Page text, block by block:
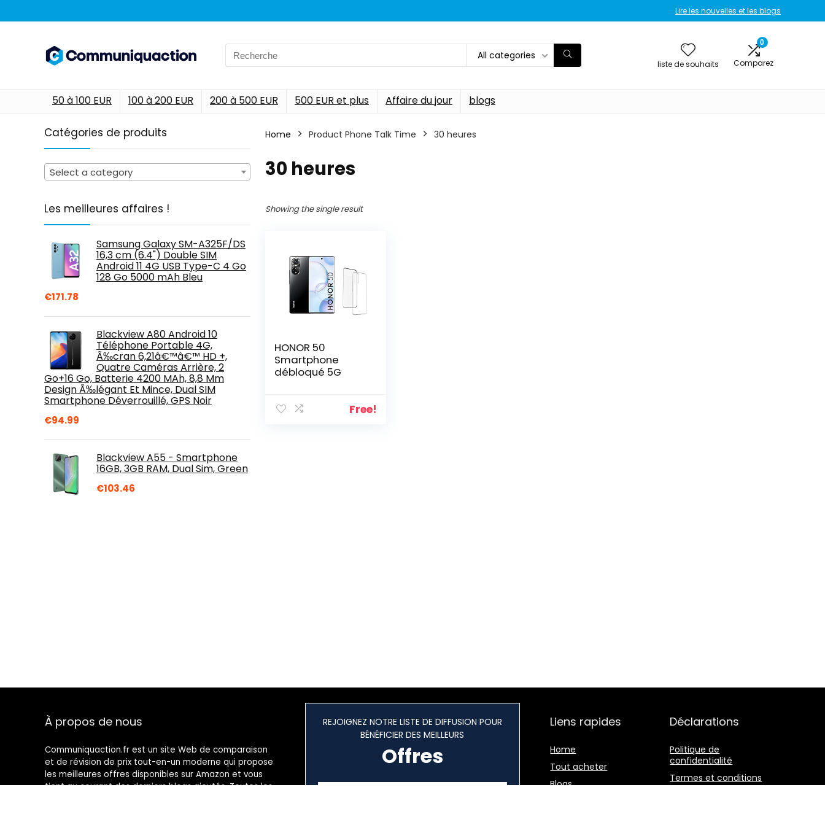
Lire les nouvelles et les blogs
Search
for:
All categories
liste de souhaits
0
Comparez
50 à 100 EUR 100 à 200 EUR 200 à 500 EUR 500 EUR et plus Affaire du jour blogs
Catégories de produits
Select a category
Les meilleures affaires !
Samsung Galaxy SM-A325F/DS
16,3 cm (6.4") Double SIM
Android 11 4G USB Type-C 4 Go
128 Go 5000 mAh Bleu
€171.78
Blackview A80 Android 10
Téléphone Portable 4G,
Ã‰cran 6,21â€™â€™ HD +,
Quatre Caméras Arrière, 2
Go+16 Go, Batterie 4200 MAh, 8,8 Mm
Design Ã‰légant Et Mince, Dual SIM
Smartphone Déverrouillé, GPS Noir
€94.99
Blackview A55 - Smartphone
16GB, 3GB RAM, Dual Sim, Green
€103.46
Home Product Phone Talk Time ‎30 heures
‎30 heures
Showing the single result
HONOR 50
Smartphone
débloqué 5G
Free!
À propos de nous
Communiquaction.fr est un site Web de comparaison
et de révision de prix tout-en-un moderne qui propose
les meilleures offres disponibles sur Amazon et vous
tient au courant des derniers blogs ajoutés. Toutes les
REJOIGNEZ NOTRE LISTE DE DIFFUSION POUR
BÉNÉFICIER DES MEILLEURS
Offres
Liens rapides
Home
Tout acheter
Blogs
Déclarations
Politique de
confidentialité
Termes et conditions